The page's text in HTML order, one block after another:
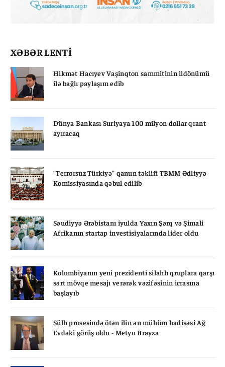
XƏBƏR LENTİ
Hikmət Hacıyev Vaşinqton sammitinin ildönümü
ilə bağlı paylaşım edib
Dünya Bankası Suriyaya 100 milyon dollar qrant
ayıracaq
“Terrorsuz Türkiyə” qanun təklifi TBMM Ədliyyə
Komissiyasında qəbul edilib
Səudiyyə Ərəbistanı iyulda Yaxın Şərq və Şimali
Afrikanın startap investisiyalarında lider oldu
Kolumbiyanın yeni prezidenti silahlı qruplara qarşı
sərt mövqe mesajı verərək vəzifəsinin icrasına
başlayıb
Sülh prosesində ötən ilin ən mühüm hadisəsi Ağ
Evdəki görüş oldu - Metyu Brayza